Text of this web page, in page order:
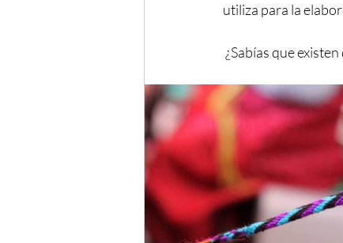
utiliza para la
¿Sabías que